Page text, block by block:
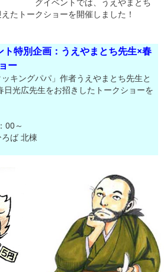
たトークショーを開催しました！
特別企画：うえやまとち先生×春
ー
キングパパ」作者うえやまとち先生と
日光広先生をお招きしたトークショーを
00～
ば 北棟